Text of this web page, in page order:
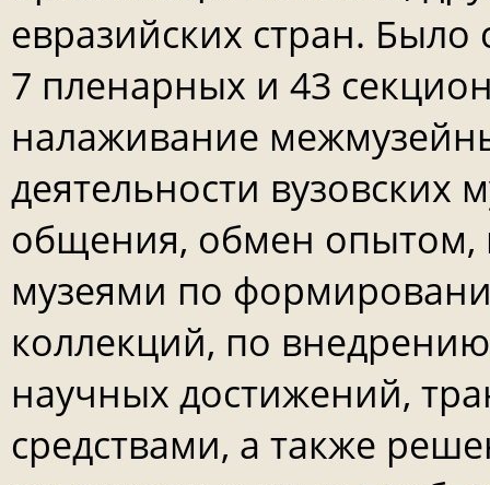
евразийских стран. Было
7 пленарных и 43
налаживание
деятельности вузовских
общения, обмен опытом,
музеями по
коллекций, по
научных достижений,
средствами, а также